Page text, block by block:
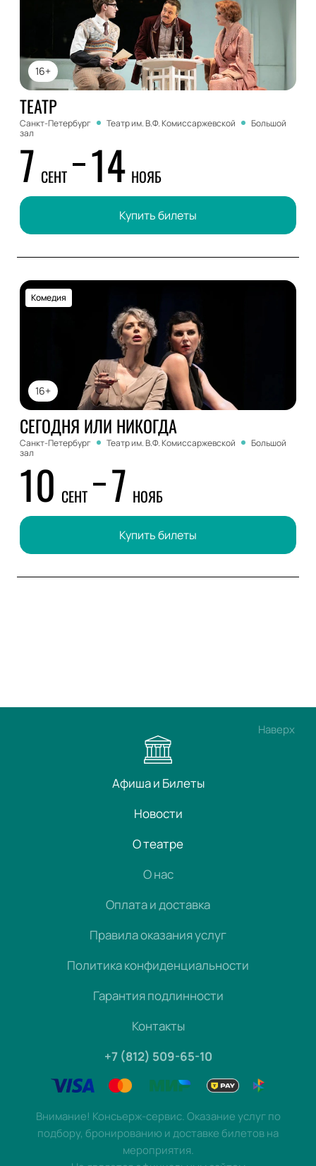
16+
ТЕАТР
Санкт-Петербург Театр им. В.Ф. Комиссаржевской
Большой
зал
7 СЕНТ 14 НОЯБ
Купить билеты
16+
Комедия
СЕГОДНЯ ИЛИ НИКОГДА
Санкт-Петербург Театр им. В.Ф. Комиссаржевской
Большой
зал
10 СЕНТ 7 НОЯБ
Купить билеты
Наверх
Афиша и Билеты
Новости
О театре
О нас
Оплата и доставка
Правила оказания услуг
Политика конфиденциальности
Гарантия подлинности
Контакты
+7 (812) 509-65-10
Внимание! Консьерж-сервис. Оказание услуг по
подбору, бронированию и доставке билетов на
мероприятия.